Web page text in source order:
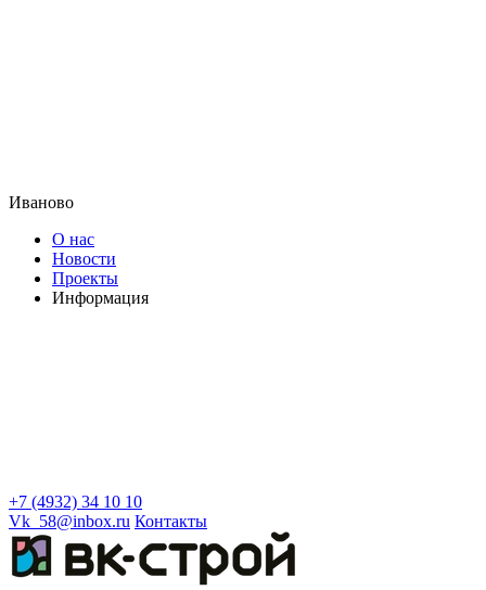
Иваново
О нас
Новости
Проекты
Информация
+7 (4932) 34 10 10
Vk_58@inbox.ru Контакты